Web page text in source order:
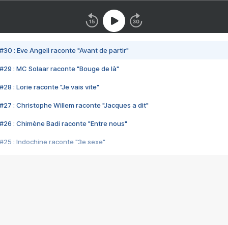
#30 : Eve Angeli raconte "Avant de partir"
#29 : MC Solaar raconte "Bouge de là"
#28 : Lorie raconte "Je vais vite"
#27 : Christophe Willem raconte "Jacques a dit"
#26 : Chimène Badi raconte "Entre nous"
#25 : Indochine raconte "3e sexe"